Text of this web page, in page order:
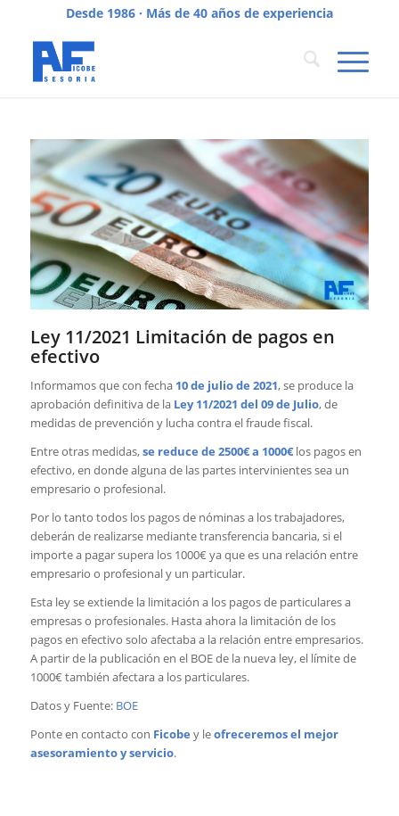
Desde 1986 · Más de 40 años de experiencia
Ley 11/2021 Limitación de pagos en
efectivo
Informamos que con fecha 10 de julio de 2021, se produce la
aprobación definitiva de la Ley 11/2021 del 09 de Julio, de
medidas de prevención y lucha contra el fraude fiscal.
Entre otras medidas,se reduce de 2500€ a 1000€los pagos en
efectivo, en donde alguna de las partes intervinientes sea un
empresario o profesional.
Por lo tanto todos los pagos de nóminas a los trabajadores,
deberán de realizarse mediante transferencia bancaria, si el
importe a pagar supera los 1000€ ya que es una relación entre
empresario o profesional y un particular.
Esta ley se extiende la limitación a los pagos de particulares a
empresas o profesionales. Hasta ahora la limitación de los
pagos en efectivo solo afectaba a la relación entre empresarios.
A partir de la publicación en el BOE de la nueva ley, el límite de
1000€ también afectara a los particulares.
Datos y Fuente: BOE
Ponte en contacto con Ficobe y leofreceremos el mejor
asesoramiento y servicio.